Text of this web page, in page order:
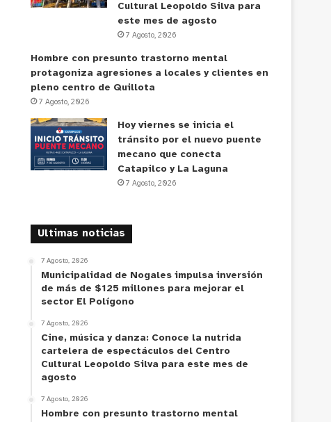
Cultural Leopoldo Silva para
este mes de agosto
7 Agosto, 2026
Hombre con presunto trastorno mental
protagoniza agresiones a locales y clientes en
pleno centro de Quillota
7 Agosto, 2026
Hoy viernes se inicia el
tránsito por el nuevo puente
mecano que conecta
Catapilco y La Laguna
7 Agosto, 2026
Ultimas noticias
7 Agosto, 2026
Municipalidad de Nogales impulsa inversión
de más de $125 millones para mejorar el
sector El Polígono
7 Agosto, 2026
Cine, música y danza: Conoce la nutrida
cartelera de espectáculos del Centro
Cultural Leopoldo Silva para este mes de
agosto
7 Agosto, 2026
Hombre con presunto trastorno mental